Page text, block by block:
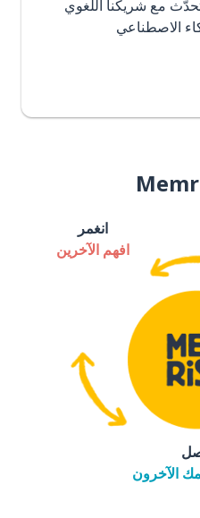
مع شريكنا اللغوي
الاصطناعي
انغمر
افهم الآخرين
الآخرون